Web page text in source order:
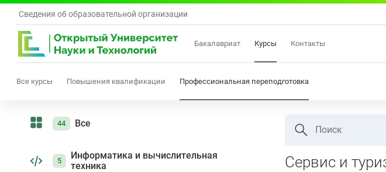
Сведения об образовательной организации
Бакалавриат Курсы Контакты
Все курсы Повышения квалификации Профессиональная переподготовка
44 Все
5
Информатика и вычислительная
техника
Поиск
Сервис и